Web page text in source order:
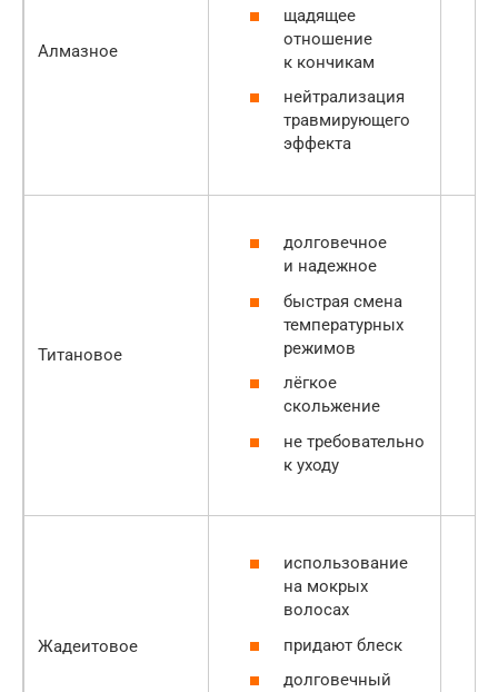
Алмазное
щадящее
отношение
к кончикам
нейтрализация
травмирующего
эффекта
Титановое
долговечное
и надежное
быстрая смена
температурных
режимов
лёгкое
скольжение
не требовательно
к уходу
Жадеитовое
использование
на мокрых
волосах
придают блеск
долговечный